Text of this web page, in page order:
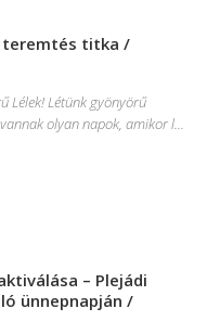
teremtés titka /
Lélek! Létünk gyönyörű
olyan napok, amikor l...
– Plejádi
ünnepnapján /